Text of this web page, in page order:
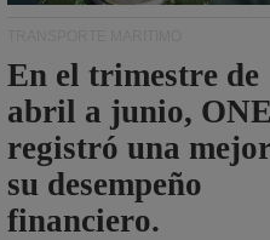
En el trimestre de
abril a junio, ONE
registró una
su desempeño
financiero.